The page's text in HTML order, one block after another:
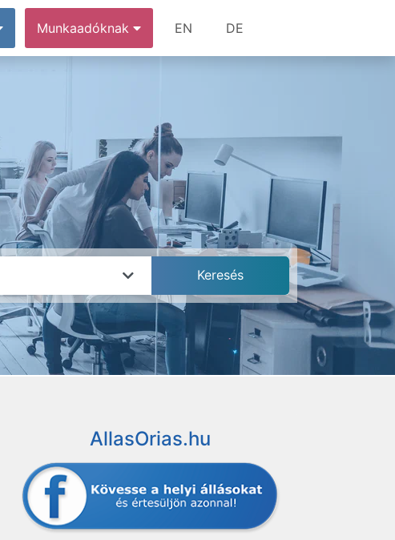
Munkaadóknak EN DE
AllasOrias.hu